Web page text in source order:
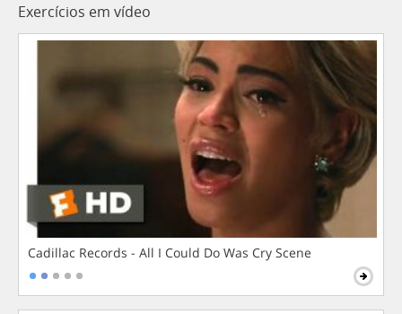
Exercícios em vídeo
Cadillac Records - All I Could Do Was Cry Scene